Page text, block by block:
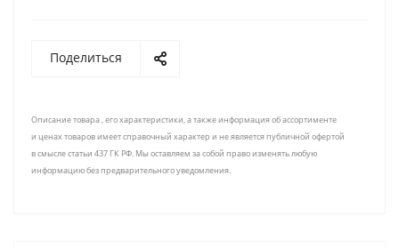
Поделиться
Описание товара , его характеристики, а также информация об ассортименте
и ценах товаров имеет справочный характер и не является публичной офертой
в смысле статьи 437 ГК РФ. Мы оставляем за собой право изменять любую
информацию без предварительного уведомления.